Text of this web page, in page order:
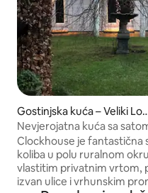
Gostinjska kuća – Veliki Lon
don
Nevjerojatna kuća sa
lokaciji
Clockhouse je fantastična
koliba u polu ruralnom
vlastitim privatnim vrtom,
izvan ulice i vrhunskim